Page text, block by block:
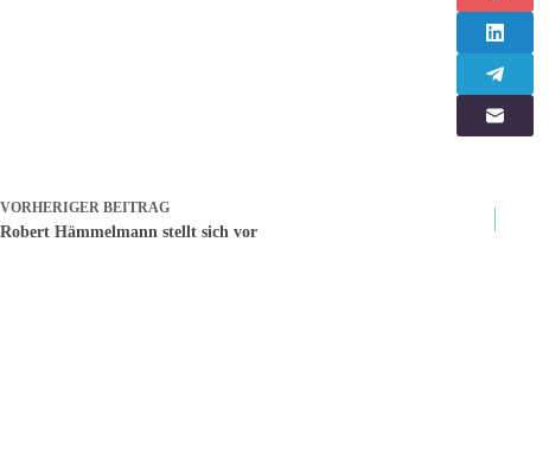
VORHERIGER BEITRAG
Robert Hämmelmann stellt sich vor